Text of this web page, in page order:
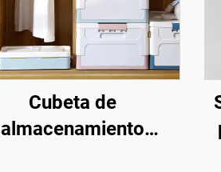
Cubeta de
almacenamiento